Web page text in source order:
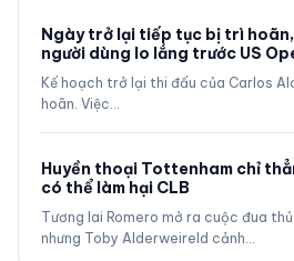
Ngày trở lại tiếp tục bị trì
người dùng lo lắng trước US
Kế hoạch trở lại thi đấu của Carlos
hoãn. Việc…
Huyền thoại Tottenham chỉ
có thể làm hại CLB
Tương lai Romero mở ra cuộc đua
nhưng Toby Alderweireld cảnh…